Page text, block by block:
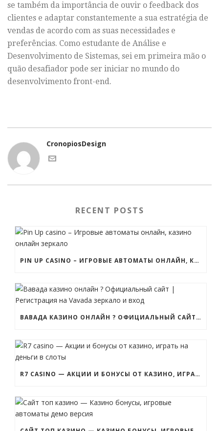
se também da importância de ouvir o feedback dos
clientes e adaptar constantemente a sua estratégia de
vendas de acordo com as suas necessidades e
preferências. Como estudante de Análise e
Desenvolvimento de Sistemas, sei em primeira mão o
quão desafiador pode ser iniciar no mundo do
desenvolvimento front-end.
CronopiosDesign
RECENT POSTS
PIN UP CASINO – ИГРОВЫЕ АВТОМАТЫ ОНЛАЙН, КАЗИНО ОНЛАЙН ЗЕРКАЛО
ВАВАДА КАЗИНО ОНЛАЙН ? ОФИЦИАЛЬНЫЙ САЙТ | РЕГИСТРАЦИЯ НА VAVADA ЗЕРКАЛО И ВХОД
R7 CASINO — АКЦИИ И БОНУСЫ ОТ КАЗИНО, ИГРАТЬ НА ДЕНЬГИ В СЛОТЫ